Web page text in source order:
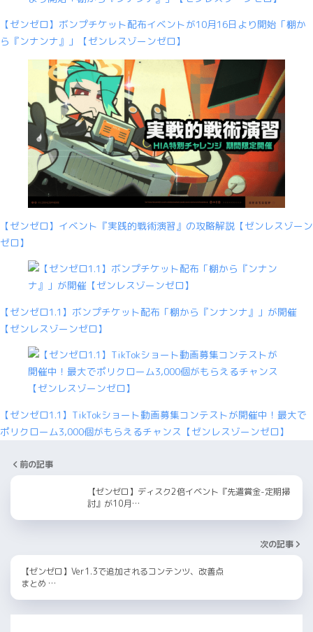
【ゼンゼロ】ボンプチケット配布イベントが10月16日より開始「棚か
ら『ンナンナ』」【ゼンレスゾーンゼロ】
【ゼンゼロ】イベント『実践的戦術演習』の攻略解説【ゼンレスゾーン
ゼロ】
【ゼンゼロ1.1】ボンプチケット配布「棚から『ンナンナ』」が開催
【ゼンレスゾーンゼロ】
【ゼンゼロ1.1】TikTokショート動画募集コンテストが開催中！最大で
ポリクローム3,000個がもらえるチャンス【ゼンレスゾーンゼロ】
前の記事
【ゼンゼロ】ディスク2倍イベント『先遣賞金-定期掃
討』が10月…
次の記事
【ゼンゼロ】Ver1.3で追加されるコンテンツ、改善点
まとめ …